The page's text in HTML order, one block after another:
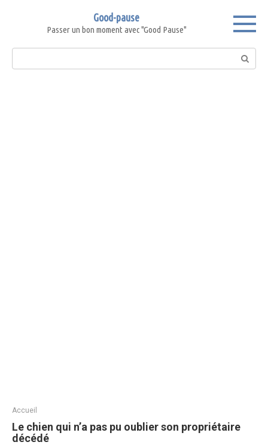
Good-pause
Passer un bon moment avec "Good Pause"
Search:
Accueil
Le chien qui n’a pas pu oublier son propriétaire
décédé